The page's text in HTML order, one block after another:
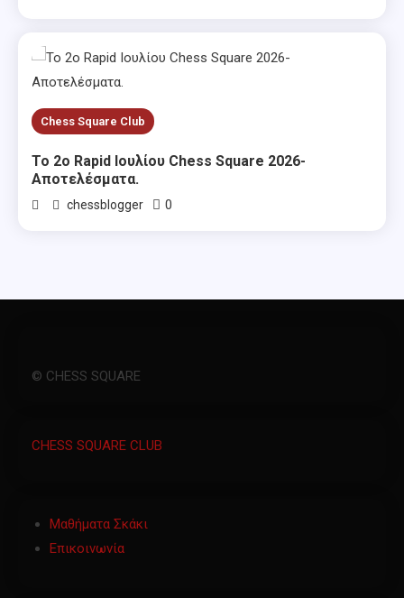
Chess Square Club
Το 2ο Rapid Ιουλίου Chess Square 2026-
Αποτελέσματα.
chessblogger 0
© CHESS SQUARE
CHESS SQUARE CLUB
Μαθήματα Σκάκι
Επικοινωνία